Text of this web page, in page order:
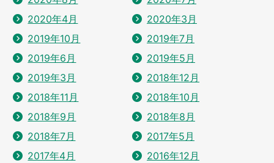
2020年4月
2020年3月
2019年10月
2019年7月
2019年6月
2019年5月
2019年3月
2018年12月
2018年11月
2018年10月
2018年9月
2018年8月
2018年7月
2017年5月
2017年4月
2016年12月